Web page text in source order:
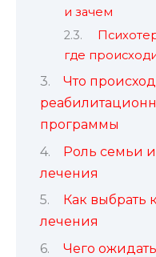
и зачем
где
Что
программы
Роль семьи
лечения
Как выбрать
лечения
Чего